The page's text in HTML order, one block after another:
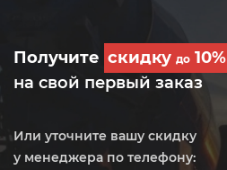
Получите скидку до10%
на свой первый заказ
Или уточните вашу скидку
у менеджера по телефону: